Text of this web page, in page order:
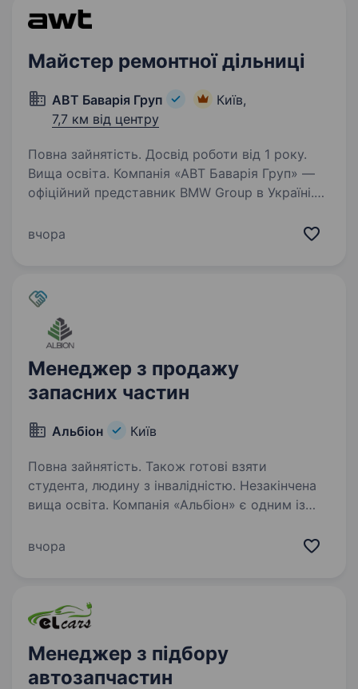
а достатньо…
Майстер ремонтної дільниці
АВТ Баварія Груп
Київ,
7,7 км від центру
Повна зайнятість. Досвід роботи від 1 року.
Вища освіта. Компанія «АВТ Баварія Груп» —
офіційний представник BMW Group в Україні.
входять бренди BMW, MINI, INEOS, Rolls-Royce,
вчора
Менеджер з продажу
запасних частин
Альбіон Київ
Повна зайнятість. Також готові взяти
студента, людину з інвалідністю. Незакінчена
вища освіта. Компанія «Альбіон» є одним із
техніки в Україні — займає перше місце
DANA SPICER,…
вчора
Менеджер з підбору
автозапчастин